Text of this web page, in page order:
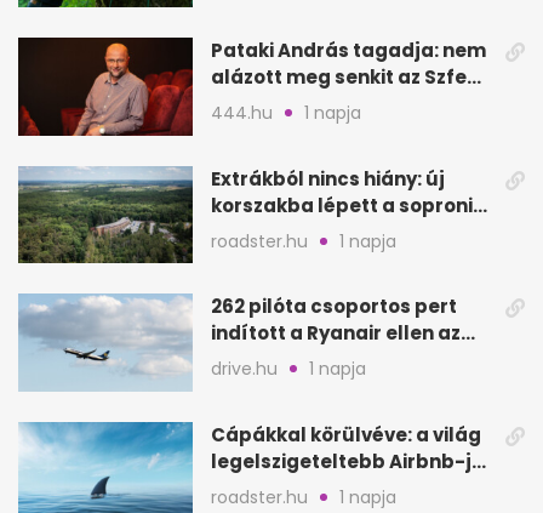
Pataki András tagadja: nem
alázott meg senkit az Szfe
felvételijén
444.hu 1 napja
Extrákból nincs hiány: új
korszakba lépett a soproni
Fagus Hotel
roadster.hu 1 napja
262 pilóta csoportos pert
indított a Ryanair ellen az
Egyesült Királyságban
drive.hu 1 napja
Cápákkal körülvéve: a világ
legelszigeteltebb Airbnb-je
a nyílt tengeren
roadster.hu 1 napja